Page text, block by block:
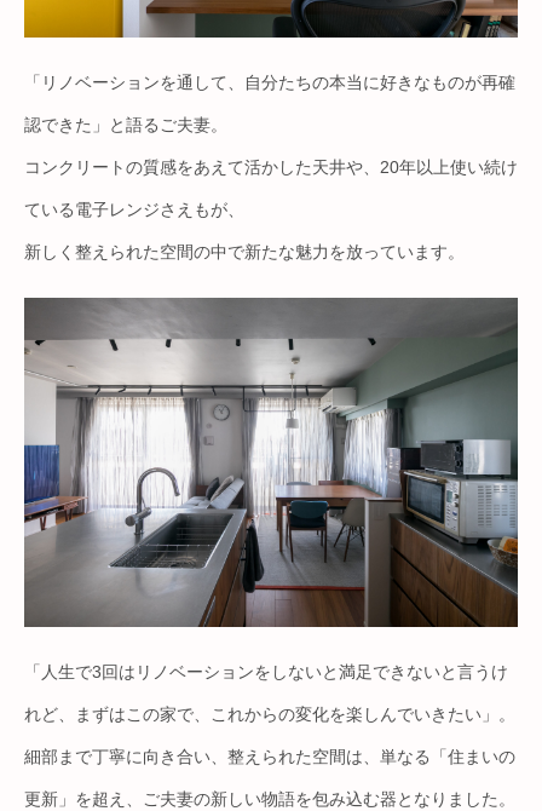
「リノベーションを通して、自分たちの本当に好きなものが再確
認できた」と語るご夫妻。
コンクリートの質感をあえて活かした天井や、20年以上使い続け
ている電子レンジさえもが、
新しく整えられた空間の中で新たな魅力を放っています。
「人生で3回はリノベーションをしないと満足できないと言うけ
れど、まずはこの家で、これからの変化を楽しんでいきたい」。
細部まで丁寧に向き合い、整えられた空間は、単なる「住まいの
更新」を超え、ご夫妻の新しい物語を包み込む器となりました。